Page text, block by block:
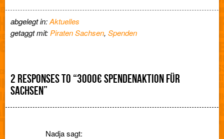
abgelegt in:Aktuelles
getaggt mit: Piraten Sachsen, Spenden
2 RESPONSES TO “3000€ SPENDENAKTION FÜR
SACHSEN”
Nadjasagt: